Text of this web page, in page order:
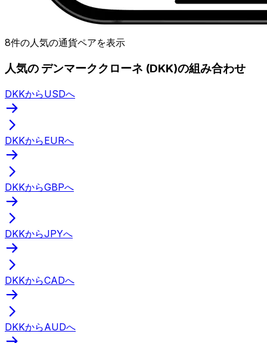
8件の人気の通貨ペアを表示
人気の デンマーククローネ (DKK)の組み合わせ
DKKからUSDへ
DKKからEURへ
DKKからGBPへ
DKKからJPYへ
DKKからCADへ
DKKからAUDへ